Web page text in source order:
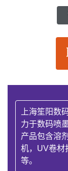
上海笙阳数
力于数码喷
产品包含溶
机，UV卷材
等。